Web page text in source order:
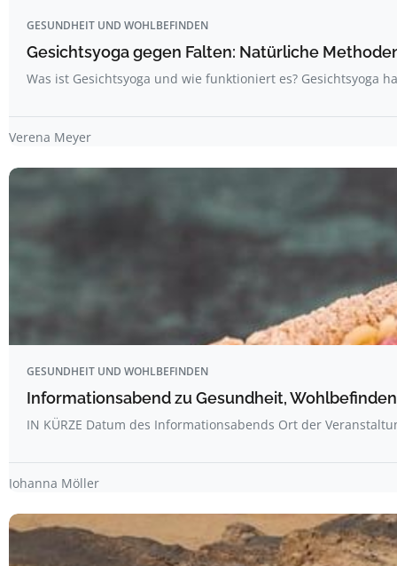
GESUNDHEIT UND WOHLBEFINDEN
Gesichtsyoga gegen Falten: Natürliche
Was ist Gesichtsyoga und wie funktioniert es? Gesichtsyoga
Verena Meyer
GESUNDHEIT UND WOHLBEFINDEN
Informationsabend zu Gesundheit,
IN KÜRZE Datum des Informationsabends Ort der
Johanna Möller